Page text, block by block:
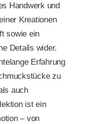
Handwerk und
Kreationen
sowie ein
Details wider.
Erfahrung
zu
auch
ist ein
– von